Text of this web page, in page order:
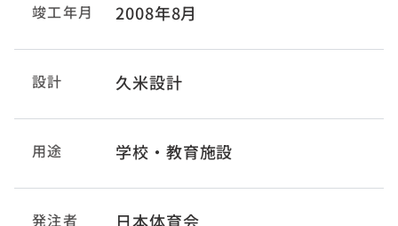
竣工年月 2008年8月
設計 久米設計
用途 学校・教育施設
発注者 日本体育会